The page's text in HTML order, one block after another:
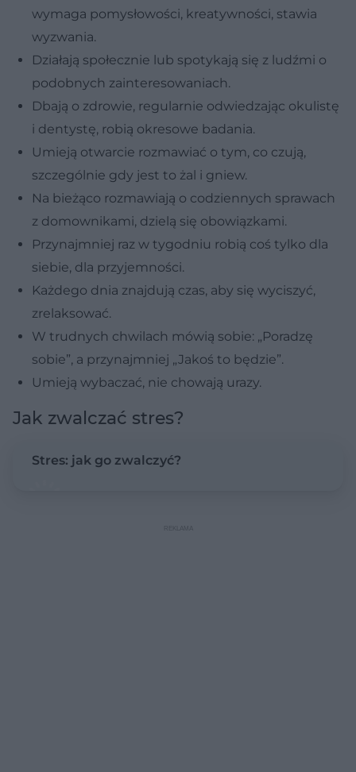
wymaga pomysłowości, kreatywności, stawia
wyzwania.
Działają społecznie lub spotykają się z ludźmi o
podobnych zainteresowaniach.
Dbają o zdrowie, regularnie odwiedzając okulistę
i dentystę, robią okresowe badania.
Umieją otwarcie rozmawiać o tym, co czują,
szczególnie gdy jest to żal i gniew.
Na bieżąco rozmawiają o codziennych sprawach
z domownikami, dzielą się obowiązkami.
Przynajmniej raz w tygodniu robią coś tylko dla
siebie, dla przyjemności.
Każdego dnia znajdują czas, aby się wyciszyć,
zrelaksować.
W trudnych chwilach mówią sobie: „Poradzę
sobie”, a przynajmniej „Jakoś to będzie”.
Umieją wybaczać, nie chowają urazy.
Jak zwalczać stres?
Stres: jak go zwalczyć?